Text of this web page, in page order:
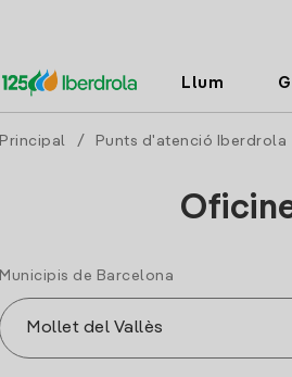
Llum
Principal / Punts d'atenció Iberdrola
Municipis de Barcelona